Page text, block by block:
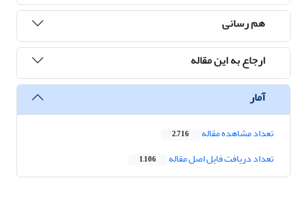
هم رسانی
ارجاع به این مقاله
آمار
تعداد مشاهده مقاله 2,716
تعداد دریافت فایل اصل مقاله 1,106